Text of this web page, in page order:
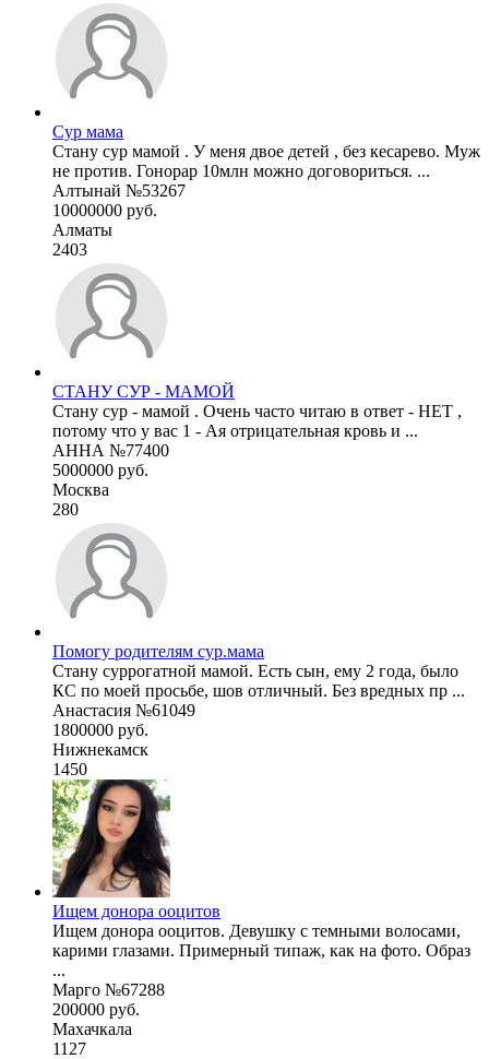
Сур мама
Стану сур мамой . У меня двое детей , без кесарево. Муж
не против. Гонорар 10млн можно договориться. ...
Алтынай №53267
10000000 руб.
Алматы
2403
СТАНУ СУР - МАМОЙ
Стану сур - мамой . Очень часто читаю в ответ - НЕТ ,
потому что у вас 1 - Ая отрицательная кровь и ...
АННА №77400
5000000 руб.
Москва
280
Помогу родителям сур.мама
Стану суррогатной мамой. Есть сын, ему 2 года, было
КС по моей просьбе, шов отличный. Без вредных пр ...
Анастасия №61049
1800000 руб.
Нижнекамск
1450
Ищем донора ооцитов
Ищем донора ооцитов. Девушку с темными волосами,
карими глазами. Примерный типаж, как на фото. Образ
...
Марго №67288
200000 руб.
Махачкала
1127